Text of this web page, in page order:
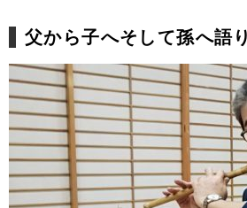
父から子へそして孫へ語